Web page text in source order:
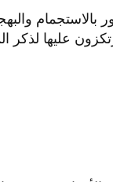
عليها لذكر